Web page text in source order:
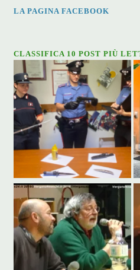
LA PAGINA FACEBOOK
CLASSIFICA 10 POST PIÙ